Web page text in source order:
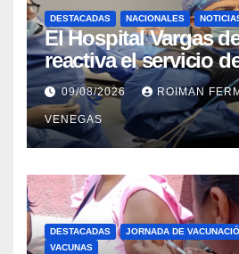
DESTACADAS NACIONALES
El Hospital Vargas
reactiva el servicio
Retrógrada
beneficiar a cientos
09/08/2026 ROIMAN
VENEGAS
DESTACADAS JORNADA DE
VACUNAS